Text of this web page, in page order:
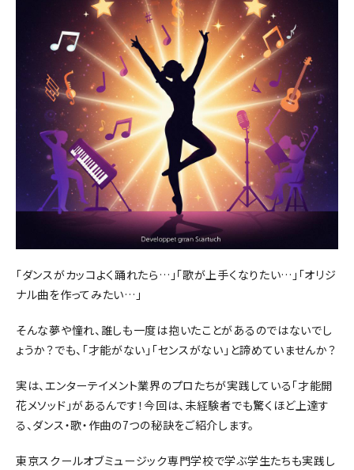
「ダンスがカッコよく踊れたら…」「歌が上手くなりたい…」「オリジ
ナル曲を作ってみたい…」
そんな夢や憧れ、誰しも一度は抱いたことがあるのではないでし
ょうか？でも、「才能がない」「センスがない」と諦めていませんか？
実は、エンターテイメント業界のプロたちが実践している「才能開
花メソッド」があるんです！今回は、未経験者でも驚くほど上達す
る、ダンス・歌・作曲の7つの秘訣をご紹介します。
東京スクールオブミュージック専門学校で学ぶ学生たちも実践し